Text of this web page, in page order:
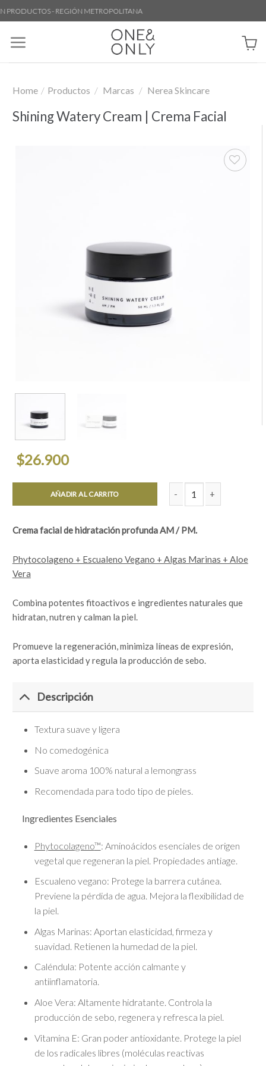
Skip
to
content
- REGIÓN METROPOLITANA
Home / Productos / Marcas / Nerea Skincare
Shining Watery Cream | Crema Facial
$26.900
AÑADIR AL CARRITO
Crema facial de hidratación profunda AM / PM.
Phytocolageno + Escualeno Vegano + Algas Marinas + Aloe
Vera
Combina potentes fitoactivos e ingredientes naturales que
hidratan, nutren y calman la piel.
Promueve la regeneración, minimiza líneas de expresión,
aporta elasticidad y regula la producción de sebo.
Descripción
Textura suave y ligera
No comedogénica
Suave aroma 100% natural a lemongrass
Recomendada para todo tipo de pieles.
Ingredientes Esenciales
Phytocolageno™: Aminoácidos esenciales de origen
vegetal que regeneran la piel. Propiedades antiage.
Escualeno vegano: Protege la barrera cutánea.
Previene la pérdida de agua. Mejora la flexibilidad de
la piel.
Algas Marinas: Aportan elasticidad, firmeza y
suavidad. Retienen la humedad de la piel.
Caléndula: Potente acción calmante y
antiinflamatoria.
Aloe Vera: Altamente hidratante. Controla la
producción de sebo, regenera y refresca la piel.
Vitamina E: Gran poder antioxidante. Protege la piel
de los radicales libres (moléculas reactivas